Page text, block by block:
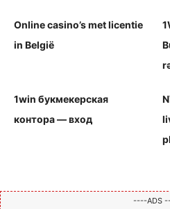
Online casino’s met licentie
in België
1win букмекерская
контора — вход
----ADS